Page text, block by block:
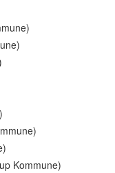
Kommune)